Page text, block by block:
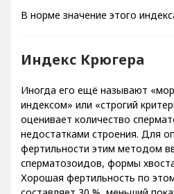
В норме значение этого
Индекс Крюгера
Иногда его ещё называют
индексом» или «строгий
оценивает количество
недостатками строения. Для
фертильности этим методом
сперматозоидов, формы
Хорошая фертильность по